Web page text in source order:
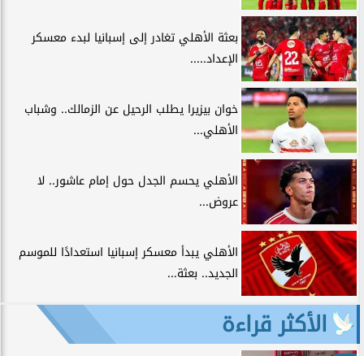
بعثة الأهلي تغادر إلى إسبانيا لبدء معسكر
الإعداد.....
خوان بيزيرا يطلب الرحيل عن الزمالك.. وشباب
الأهلي...
الأهلي يحسم الجدل حول إمام عاشور.. لا
عروض...
الأهلي يبدأ معسكر إسبانيا استعدادًا للموسم
الجديد.. بعثة...
الأكثر قراءة